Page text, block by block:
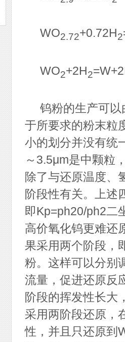
WO2.72+0.72H2
WO2+2H2
钨粉的生产可以
于所要求的粉末粒
小的划分并没有统
～3.5μm是中颗粒
除了与还原温度、
阶段性有关。上述
即Kp=ph20/ph2二
高价氧化钨更难还
果采用两个阶段，
粉。这样可以分别
流量，促进还原反
阶段的挥发性长大
采用两阶段还原，
性，并且只还原到